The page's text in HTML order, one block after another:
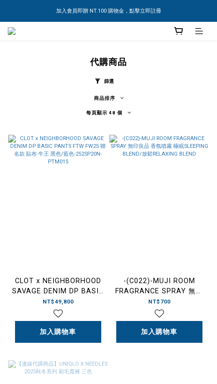
加入會員即贈 NT.100 購物金，點擊立即註冊
代購商品
篩選
商品排序
每頁顯示 48 個
CLOT x NEIGHBORHOOD
SAVAGE DENIM DP BASIC
PANTS FTW FW25 聯名款
貼布 牛王 黑色/藍
色-252SP20N-PTM01S
NT$49,800
加入購物車
-(C022)-MUJI ROOM
FRAGRANCE SPRAY 無印
良品 香氛噴霧 睡眠
SLEEPING BLEND/放鬆
RELAXING BLEND
NT$700
加入購物車